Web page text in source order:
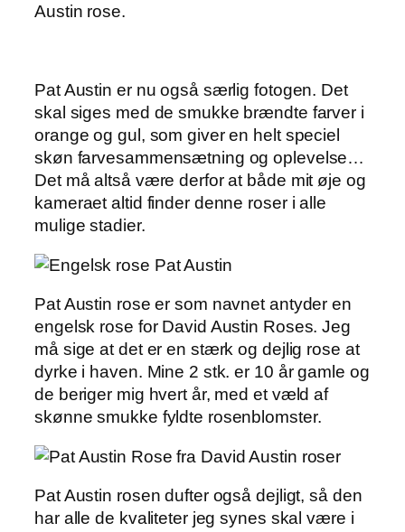
Austin rose.
Pat Austin er nu også særlig fotogen. Det
skal siges med de smukke brændte farver i
orange og gul, som giver en helt speciel
skøn farvesammensætning og oplevelse…
Det må altså være derfor at både mit øje og
kameraet altid finder denne roser i alle
mulige stadier.
Pat Austin rose er som navnet antyder en
engelsk rose for David Austin Roses. Jeg
må sige at det er en stærk og dejlig rose at
dyrke i haven. Mine 2 stk. er 10 år gamle og
de beriger mig hvert år, med et væld af
skønne smukke fyldte rosenblomster.
Pat Austin rosen dufter også dejligt, så den
har alle de kvaliteter jeg synes skal være i